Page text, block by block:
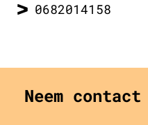
0682014158
Neem